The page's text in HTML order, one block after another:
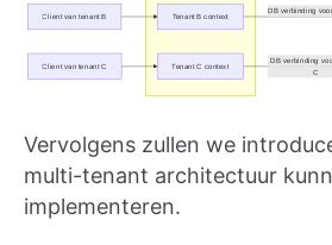
Vervolgens zullen we
multi-tenant architectuur
implementeren.